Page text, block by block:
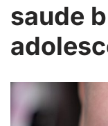
saude